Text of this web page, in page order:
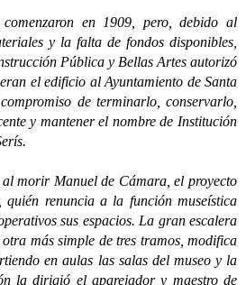
en 1909, pero, debido al
y la falta de fondos disponibles,
Pública y Bellas Artes autorizó
el edificio al Ayuntamiento de Santa
de terminarlo, conservarlo,
y mantener el nombre de Institución
Manuel de Cámara, el proyecto
renuncia a la función museística
sus espacios. La gran escalera
más simple de tres tramos, modifica
en aulas las salas del museo y la
la dirigió el aparejador y maestro de